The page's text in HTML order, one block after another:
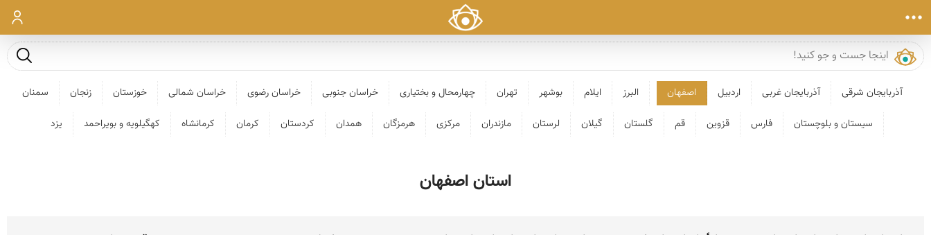
ورود
جست و
آذربایجان شرقی آذربایجان غربی اردبیل اصفهان البرز ایلام بوشهر تهران چهارمحال و بختیاری خراسان جنوبی خراسان رضوی خراسان شمالی خوزستان زنجان سمنان
سیستان و بلوچستان فارس قزوین قم گلستان گیلان لرستان مازندران مرکزی هرمزگان همدان کردستان کرمان کرمانشاه کهگیلویه و بویراحمد یزد
استان اصفهان